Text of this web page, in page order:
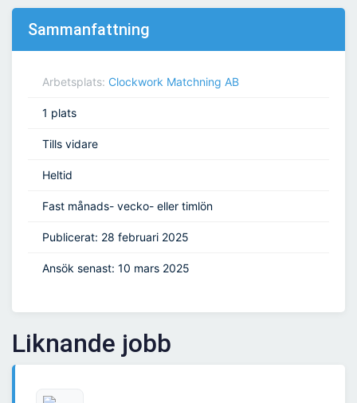
Sammanfattning
Arbetsplats: Clockwork Matchning AB
1 plats
Tills vidare
Heltid
Fast månads- vecko- eller timlön
Publicerat: 28 februari 2025
Ansök senast: 10 mars 2025
Liknande jobb